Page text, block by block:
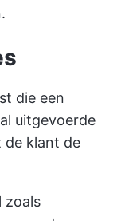
die een
uitgevoerde
de klant de
zoals